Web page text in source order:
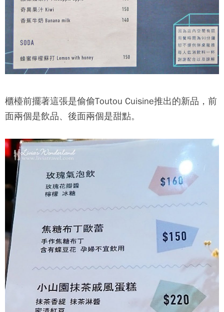
櫃檯前擺著這張是偷偷Toutou Cuisine推出的新品，前
面兩個是飲品、後面兩個是甜點。